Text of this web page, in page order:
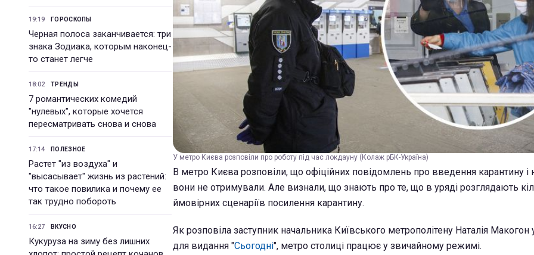
19:19 ГОРОСКОПЫ
Черная полоса заканчивается: три
знака Зодиака, которым наконец-
то станет легче
18:02 ТРЕНДЫ
7 романтических комедий
"нулевых", которые хочется
пересматривать снова и снова
17:14 ПОЛЕЗНОЕ
Растет "из воздуха" и
"высасывает" жизнь из растений:
что такое повилика и почему ее
так трудно побороть
16:27 ВКУСНО
Кукуруза на зиму без лишних
У метро Києва розповіли про роботу під час локдауну (Колаж рБК-Україна)
В метро Києва розповіли, що офіційних повідомлень про введення карантину і
вони не отримували. Але визнали, що знають про те, що в уряді розглядають
ймовірних сценаріїв посилення карантину.
Як розповіла заступник начальника Київського метрополітену Наталія Макогон
для видання "Сьогодні", метро столиці працює у звичайному режимі.